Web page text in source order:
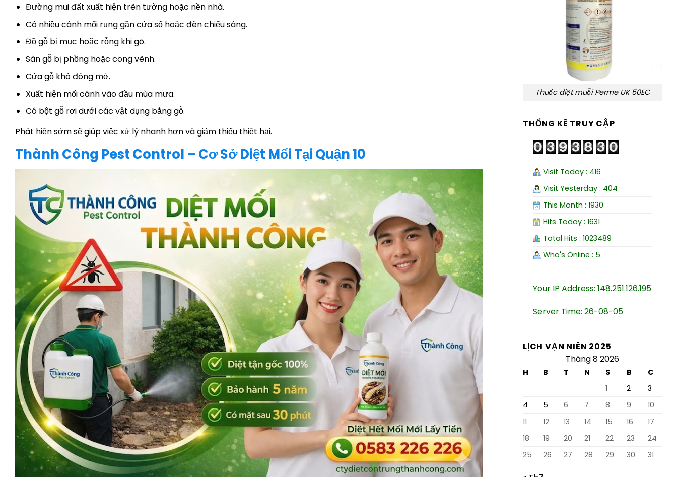
Đường mui đất xuất hiện trên tường hoặc nền nhà.
Có nhiều cánh mối rụng gần cửa sổ hoặc đèn chiếu sáng.
Đồ gỗ bị mục hoặc rỗng khi gõ.
Sàn gỗ bị phồng hoặc cong vênh.
Cửa gỗ khó đóng mở.
Xuất hiện mối cánh vào đầu mùa mưa.
Có bột gỗ rơi dưới các vật dụng bằng gỗ.
Phát hiện sớm sẽ giúp việc xử lý nhanh hơn và giảm thiểu thiệt hại.
Thành Công Pest Control – Cơ Sở Diệt Mối Tại Quận 10
Thuốc diệt muỗi Perme UK 50EC
THỐNG KÊ TRUY CẬP
Visit Today : 416
Visit Yesterday : 404
This Month : 1930
Hits Today : 1631
Total Hits : 1023489
Who's Online : 5
Your IP Address: 148.251.126.195
Server Time: 26-08-05
LỊCH VẠN NIÊN 2025
Tháng 8 2026
H B T N S B
C
1
2
3
4
5 6 7 8 9
10
11
12 13 14 15 16
17
18
19 20 21 22 23
24
25
26 27 28 29 30 31